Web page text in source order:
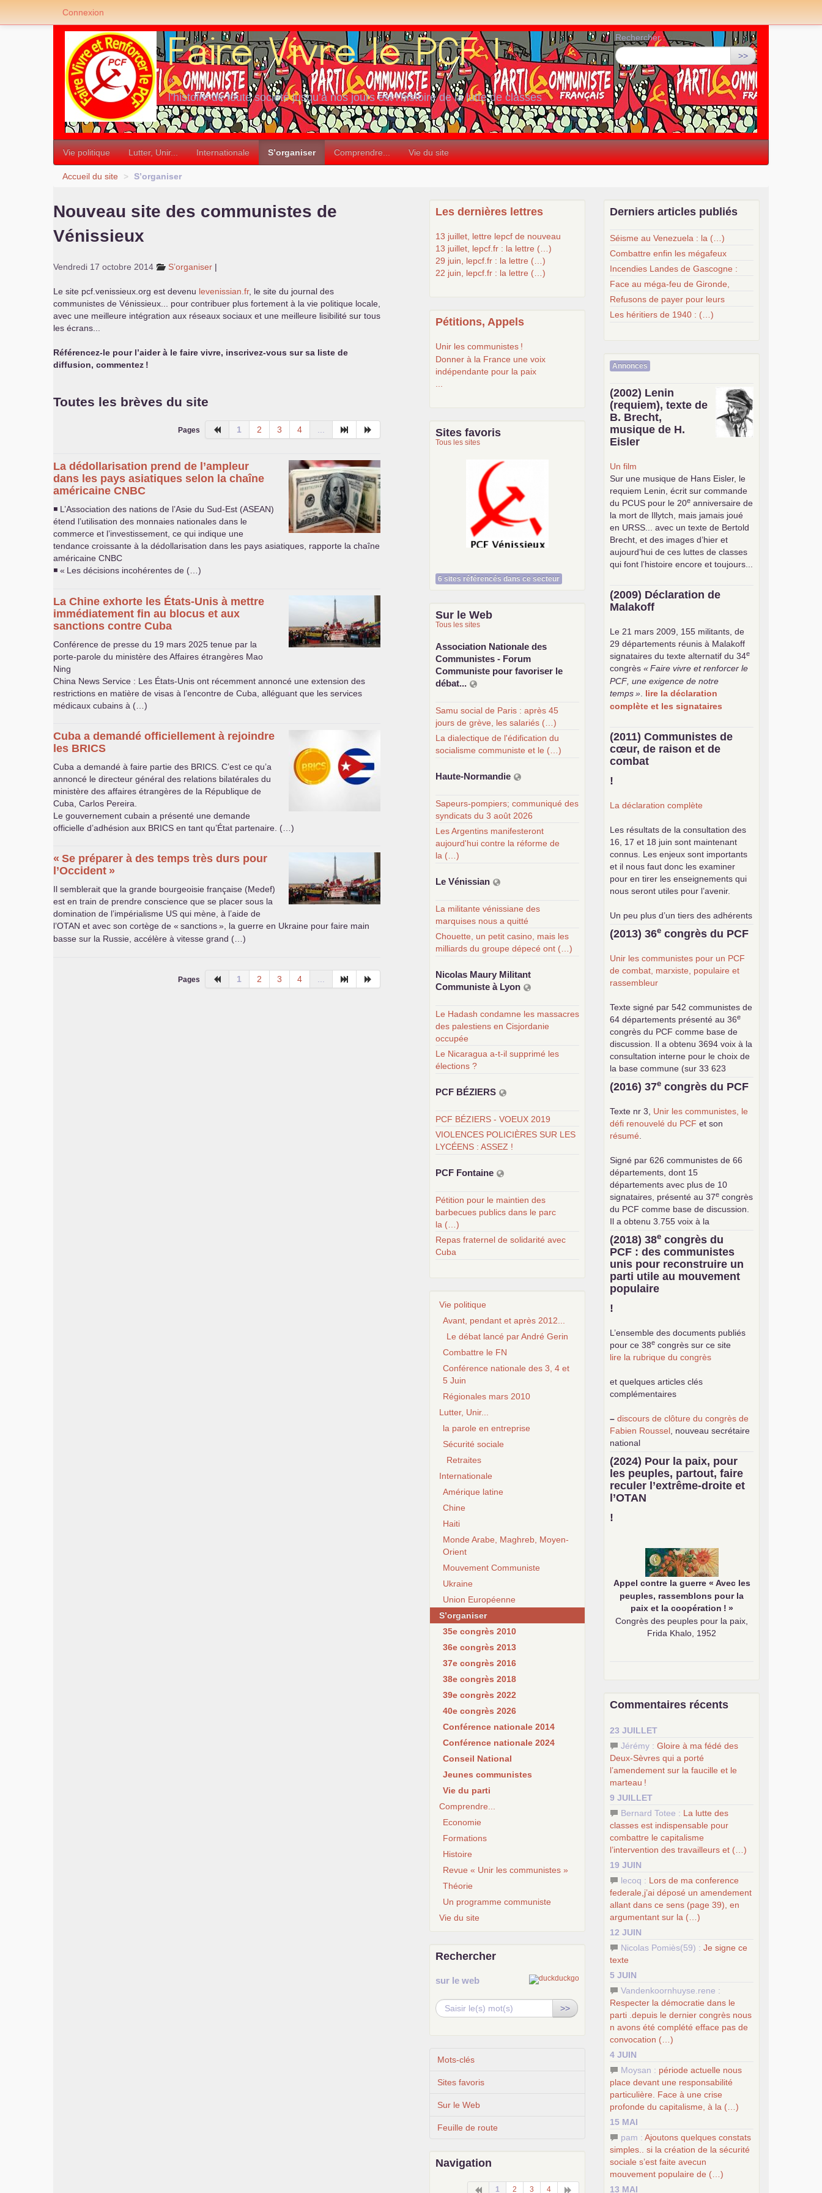
«
l’histoire de toute société jusqu’à nos jours est l’histoire de la lutte de classes
»
Rechercher :
>>
Vie politique Lutter, Unir... Internationale S’organiser Comprendre... Vie du site
Accueil du site > S’organiser
Nouveau site des communistes de
Vénissieux
Vendredi 17 octobre 2014 S’organiser |
Le site pcf.venissieux.org est devenu levenissian.fr, le site du journal des
communistes de Vénissieux... pour contribuer plus fortement à la vie politique locale,
avec une meilleure intégration aux réseaux sociaux et une meilleure lisibilité sur tous
les écrans...
Référencez-le pour l’aider à le faire vivre, inscrivez-vous sur sa liste de
diffusion, commentez !
Toutes les brèves du site
Pages 1 2 3 4
La dédollarisation prend de l’ampleur
dans les pays asiatiques selon la chaîne
américaine CNBC
◾ L’Association des nations de l’Asie du Sud-Est (ASEAN)
étend l’utilisation des monnaies nationales dans le
commerce et l’investissement, ce qui indique une
tendance croissante à la dédollarisation dans les pays asiatiques, rapporte la chaîne
américaine CNBC
◾ « Les décisions incohérentes de (…)
La Chine exhorte les États-Unis à mettre
immédiatement fin au blocus et aux
sanctions contre Cuba
Conférence de presse du 19 mars 2025 tenue par la
porte-parole du ministère des Affaires étrangères Mao
Ning
China News Service : Les États-Unis ont récemment annoncé une extension des
restrictions en matière de visas à l’encontre de Cuba, alléguant que les services
médicaux cubains à (…)
Cuba a demandé officiellement à rejoindre
les BRICS
Cuba a demandé à faire partie des BRICS . C’est ce qu’a
annoncé le directeur général des relations bilatérales du
ministère des affaires étrangères de la République de
Cuba, Carlos Pereira.
Le gouvernement cubain a présenté une demande
officielle d’adhésion aux BRICS en tant qu’État partenaire. (…)
« Se préparer à des temps très durs pour
l’Occident »
Il semblerait que la grande bourgeoisie française (Medef)
est en train de prendre conscience que se placer sous la
domination de l’impérialisme US qui mène, à l’aide de
l’OTAN et avec son cortège de « sanctions», la guerre en Ukraine pour faire main
basse sur la Russie, accélère à vitesse grand (…)
Pages 1 2 3 4
Les dernières lettres
13 juillet, lettre lepcf de nouveau
13 juillet, lepcf.fr : la lettre (…)
29 juin, lepcf.fr : la lettre (…)
22 juin, lepcf.fr : la lettre (…)
Pétitions, Appels
Unir les communistes !
Donner à la France une voix
indépendante pour la paix
Sites favoris
Tous les sites
6 sites référencés dans ce secteur
Sur le Web
Tous les sites
Association Nationale des
Communistes - Forum
Communiste pour favoriser le
débat...
Samu social de Paris : après 45
jours de grève, les salariés (…)
La dialectique de l'édification du
socialisme communiste et le (…)
Haute-Normandie
Sapeurs-pompiers; communiqué des
syndicats du 3 août 2026
Les Argentins manifesteront
aujourd'hui contre la réforme de
la (…)
Le Vénissian
La militante vénissiane des
marquises nous a quitté
Chouette, un petit casino, mais les
milliards du groupe dépecé ont (…)
Nicolas Maury Militant
Communiste à Lyon
Le Hadash condamne les massacres
des palestiens en Cisjordanie
occupée
Le Nicaragua a-t-il supprimé les
élections ?
PCF BÉZIERS
PCF BÉZIERS - VOEUX 2019
VIOLENCES POLICIÈRES SUR LES
LYCÉENS : ASSEZ !
PCF Fontaine
Pétition pour le maintien des
barbecues publics dans le parc
la (…)
Repas fraternel de solidarité avec
Cuba
Vie politique
Avant, pendant et après 2012...
Le débat lancé par André Gerin
Combattre le FN
Conférence nationale des 3, 4 et
5 Juin
Régionales mars 2010
Lutter, Unir...
la parole en entreprise
Sécurité sociale
Retraites
Internationale
Amérique latine
Chine
Haiti
Monde Arabe, Maghreb, Moyen-
Orient
Mouvement Communiste
Ukraine
Union Européenne
S’organiser
35e congrès 2010
36e congrès 2013
37e congrès 2016
38e congrès 2018
39e congrès 2022
40e congrès 2026
Conférence nationale 2014
Conférence nationale 2024
Conseil National
Jeunes communistes
Vie du parti
Comprendre...
Economie
Formations
Histoire
Revue « Unir les communistes »
Théorie
Un programme communiste
Vie du site
Rechercher
sur le web
>>
Mots-clés
Sites favoris
Sur le Web
Feuille de route
Navigation
1 2 3 4
Derniers articles publiés
Séisme au Venezuela : la (…)
Combattre enfin les mégafeux
Incendies Landes de Gascogne :
Face au méga-feu de Gironde,
Refusons de payer pour leurs
Les héritiers de 1940 : (…)
Annonces
(2002) Lenin
(requiem), texte de
B. Brecht,
musique de H.
Eisler
Un film
Sur une musique de Hans Eisler, le
requiem Lenin, écrit sur commande
du PCUS pour le 20e anniversaire de
la mort de Illytch, mais jamais joué
en URSS ... avec un texte de Bertold
Brecht, et des images d’hier et
aujourd’hui de ces luttes de classes
qui font l’histoire encore et toujours...
(2009) Déclaration de
Malakoff
Le 21 mars 2009, 155 militants, de
29 départements réunis à Malakoff
signataires du texte alternatif du 34e
congrès «Faire vivre et renforcer le
PCF , une exigence de notre
temps» lire la déclaration
complète et les signataires
(2011) Communistes de
cœur, de raison et de
combat
!
La déclaration complète
Les résultats de la consultation des
16, 17 et 18 juin sont maintenant
connus. Les enjeux sont importants
et il nous faut donc les examiner
pour en tirer les enseignements qui
nous seront utiles pour l’avenir.
Un peu plus d’un tiers des adhérents
a participé à cette consultation, soit
une participation en hausse par
un contexte de baisse des cotisants.
... lire la suite
(2013) 36e congrès du PCF
Unir les communistes pour un PCF
de combat, marxiste, populaire et
rassembleur
Texte signé par 542 communistes de
64 départements présenté au 36e
congrès du PCF comme base de
discussion. Il a obtenu 3694 voix à la
consultation interne pour le choix de
la base commune (sur 33 623
exprimés) .
(2016) 37e congrès du PCF
Texte nr 3, Unir les communistes, le
défi renouvelé du PCF et son
résumé
Signé par 626 communistes de 66
départements, dont 15
départements avec plus de 10
signataires, présenté au 37e congrès
du PCF comme base de discussion.
Il a obtenu 3.755 voix à la
consultation interne pour le choix de
la base commune (sur 24.376
exprimés).
(2018) 38e congrès du
PCF : des communistes
unis pour reconstruire un
parti utile au mouvement
populaire
!
L’ensemble des documents publiés
pour ce 38e congrès sur ce site
lire la rubrique du congrès
et quelques articles clés
complémentaires
– discours de clôture du congrès de
Fabien Roussel , nouveau secrétaire
national
–
analyse de classe du
mouvement des gilets jaunespar
Philippe Cordat
– un texte de Jean-Claude Delaunay
le marxisme est la science sociale de
notre temps
demandezle numéro 10 de la
revue Unir les Communistes
cinq chantiers pour contribuer
au débat sur le projet communiste
(2024) Pour la paix, pour
les peuples, partout, faire
reculer l’extrême-droite et
l’OTAN
!
Appel contre la guerre « Avec les
peuples, rassemblons pour la
paix et la coopération ! »
Congrès des peuples pour la paix,
Frida Khalo, 1952
–contribution de jeunes
chantiers pour affirmer l’ambition
révolutionnaire du PCF
–un texte de Jean-Claude Delaunay
le marxisme est la science sociale de
notre temps
–lescinq chantiers pour contribuer
au débat sur le projet communiste
Commentaires récents
23 JUILLET
Jérémy : Gloire à ma fédé des
Deux-Sèvres qui a porté
l’amendement sur la faucille et le
marteau !
9 JUILLET
Bernard Totee : La lutte des
classes est indispensable pour
combattre le capitalisme
l’intervention des travailleurs et (…)
19 JUIN
lecoq : Lors de ma conference
federale,j’ai déposé un amendement
allant dans ce sens (page 39), en
argumentant sur la (…)
12 JUIN
Nicolas Pomiès(59) : Je signe ce
texte
5 JUIN
Vandenkoornhuyse.rene :
Respecter la démocratie dans le
parti .depuis le dernier congrès nous
n avons été complété efface pas de
convocation (…)
4 JUIN
Moysan : période actuelle nous
place devant une responsabilité
particulière. Face à une crise
profonde du capitalisme, à la (…)
15 MAI
pam : Ajoutons quelques constats
simples.. si la création de la sécurité
sociale s’est faite avecun
mouvement populaire de (…)
13 MAI
Connexion